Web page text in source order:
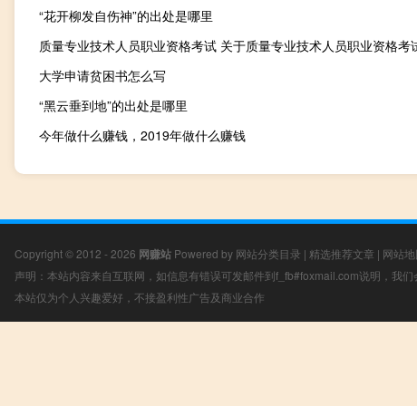
“花开柳发自伤神”的出处是哪里
大学申请贫困书怎么写
“黑云垂到地”的出处是哪里
今年做什么赚钱，2019年做什么赚钱
Copyright © 2012 - 2026 网赚站 Powered by 网站分类目录 | 精选推荐文章 | 网站
声明：本站内容来自互联网，如信息有错误可发邮件到f_fb#foxmail.com说明，我们
本站仅为个人兴趣爱好，不接盈利性广告及商业合作